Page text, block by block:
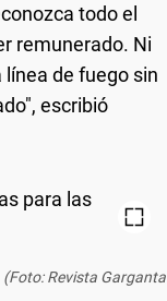
todo el
remunerado. Ni
de fuego sin
escribió
Revista Garganta